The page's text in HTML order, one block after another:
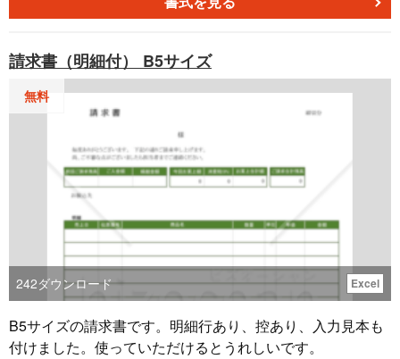
ます。
請求書（明細付） B5サイズ
無料
242ダウンロード Excel
B5サイズの請求書です。明細行あり、控あり、入力見本も
付けました。使っていただけるとうれしいです。